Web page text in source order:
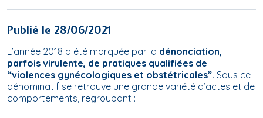
Publié le 28/06/2021
L’année 2018 a été marquée par la dénonciation,
parfois virulente, de pratiques qualifiées de
“violences gynécologiques et obstétricales”. Sous ce
dénominatif se retrouve une grande variété d’actes et de
comportements, regroupant :